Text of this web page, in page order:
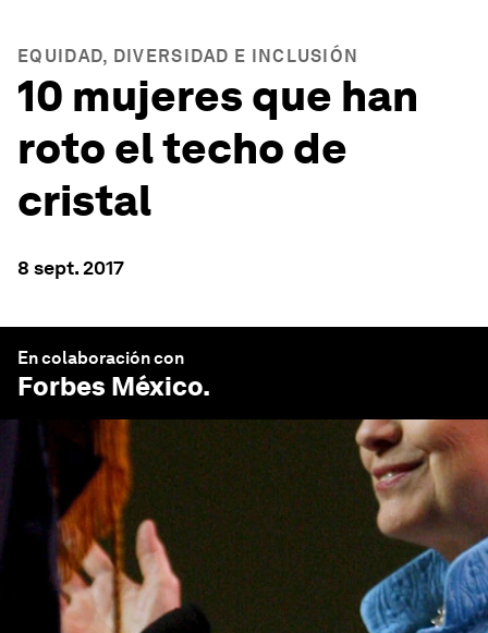
EQUIDAD, DIVERSIDAD E INCLUSIÓN
10 mujeres que han
roto el techo de
cristal
8 sept. 2017
En colaboración con
Forbes México.